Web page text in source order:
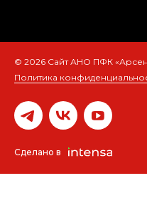
© 2026 Сайт АНО ПФК
Политика
Сделано в